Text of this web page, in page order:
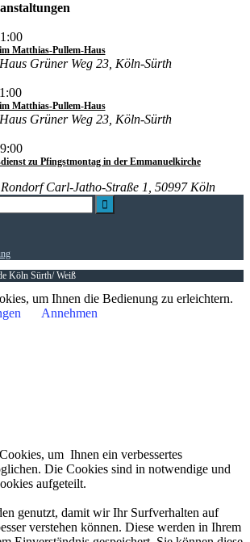
Matthias-Pullem-Haus
Grüner Weg 23, Köln-Sürth
Matthias-Pullem-Haus
Grüner Weg 23, Köln-Sürth
zu Pfingstmontag in der Emmanuelkirche
RondorfCarl-Jatho-Straße 1, 50997 Köln
Köln Sürth/ Weiß
um Ihnen die Bedienung zu erleichtern.
Annehmen
um Ihnen ein verbessertes
Die Cookies sind in notwendige und
aufgeteilt.
genutzt, damit wir Ihr Surfverhalten auf
verstehen können. Diese werden in Ihrem